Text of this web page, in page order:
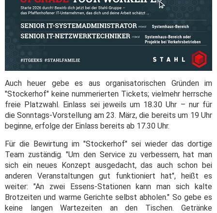
Auch heuer gebe es aus organisatorischen Gründen im
"Stockerhof" keine nummerierten Tickets; vielmehr herrsche
freie Platzwahl. Einlass sei jeweils um 18.30 Uhr – nur für
die Sonntags-Vorstellung am 23. März, die bereits um 19 Uhr
beginne, erfolge der Einlass bereits ab 17.30 Uhr.
Für die Bewirtung im "Stockerhof" sei wieder das dortige
Team zuständig. "Um den Service zu verbessern, hat man
sich ein neues Konzept ausgedacht, das auch schon bei
anderen Veranstaltungen gut funktioniert hat", heißt es
weiter: "An zwei Essens-Stationen kann man sich kalte
Brotzeiten und warme Gerichte selbst abholen." So gebe es
keine langen Wartezeiten an den Tischen. Getränke